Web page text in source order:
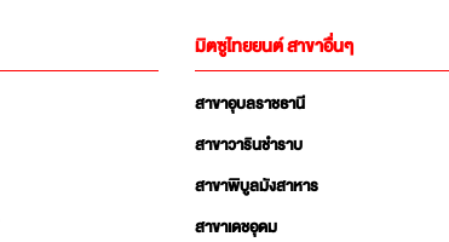
มิตซูไทยยนต์ สาขาอื่นๆ
สาขาอุบลราชธานี
สาขาวารินชำราบ
สาขาพิบูลมังสาหาร
สาขาเดชอุดม